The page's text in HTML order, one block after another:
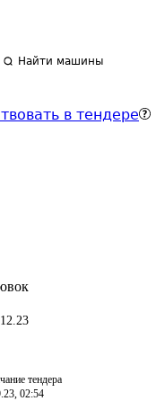
Найти машины
в тендере
тендера
02:54